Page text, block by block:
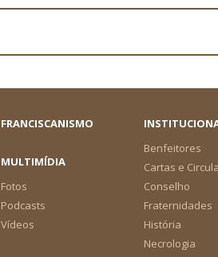
FRANCISCANISMO
Benfeitores
Cartas e
Conselho
Fraternidades
História
Necrologia
MULTIMÍDIA
Fotos
Podcasts
Vídeos